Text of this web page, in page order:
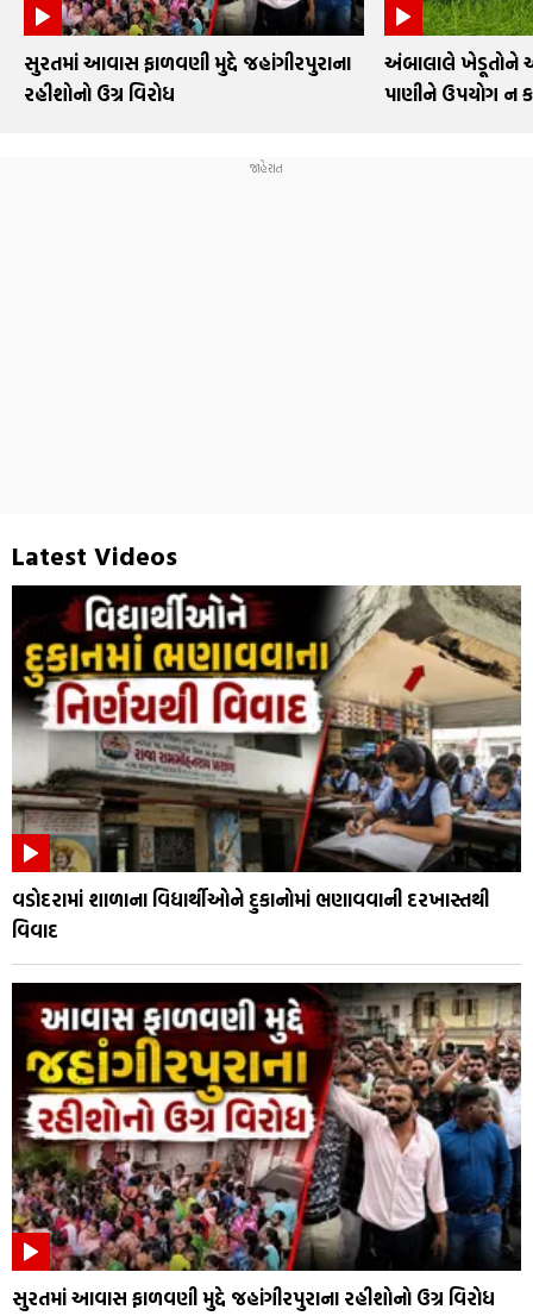
સુરતમાં આવાસ ફાળવણી મુદ્દે જહાંગીરપુરાના
રહીશોનો ઉગ્ર વિરોધ
અંબાલાલે ખેડૂતોને
પાણીને ઉપયોગ ન
Latest Videos
વડોદરામાં શાળાના વિદ્યાર્થીઓને દુકાનોમાં ભણાવવાની દરખાસ્તથી
વિવાદ
સુરતમાં આવાસ ફાળવણી મુદ્દે જહાંગીરપુરાના રહીશોનો ઉગ્ર વિરોધ